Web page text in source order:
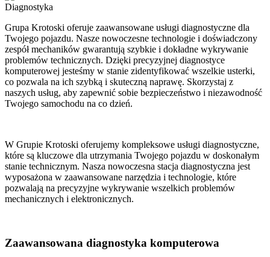
Diagnostyka
Grupa Krotoski oferuje zaawansowane usługi diagnostyczne dla
Twojego pojazdu. Nasze nowoczesne technologie i doświadczony
zespół mechaników gwarantują szybkie i dokładne wykrywanie
problemów technicznych. Dzięki precyzyjnej diagnostyce
komputerowej jesteśmy w stanie zidentyfikować wszelkie usterki,
co pozwala na ich szybką i skuteczną naprawę. Skorzystaj z
naszych usług, aby zapewnić sobie bezpieczeństwo i niezawodność
Twojego samochodu na co dzień.
W Grupie Krotoski oferujemy kompleksowe usługi diagnostyczne,
które są kluczowe dla utrzymania Twojego pojazdu w doskonałym
stanie technicznym. Nasza nowoczesna stacja diagnostyczna jest
wyposażona w zaawansowane narzędzia i technologie, które
pozwalają na precyzyjne wykrywanie wszelkich problemów
mechanicznych i elektronicznych.
Zaawansowana diagnostyka komputerowa